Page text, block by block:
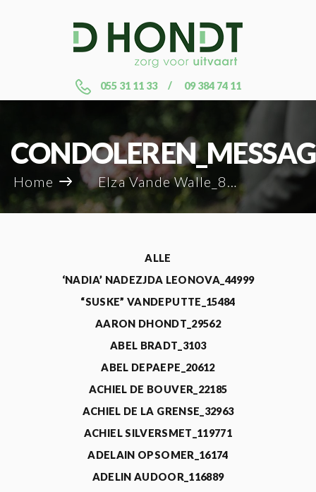
055 31 11 33 09 384 74 11
Home Elza Vande Walle_80895
ALLE
‘NADIA’ NADEZJDA LEONOVA_44999
“SUSKE” VANDEPUTTE_15484
AARON DHONDT_29562
ABEL BRADT_3103
ABEL DEPAEPE_20612
ACHIEL DE BOUVER_22185
ACHIEL DE LA GRENSE_32963
ACHIEL SILVERSMET_119771
ADELAIN OPSOMER_16174
ADELIN AUDOOR_116889